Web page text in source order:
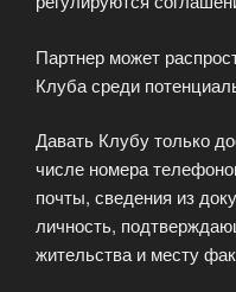
Партнер может
Клуба среди
Давать Клубу только
числе номера
почты, сведения из
личность,
жительства и месту